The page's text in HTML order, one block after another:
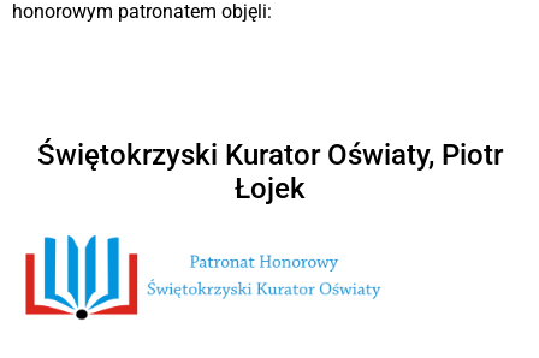
honorowym patronatem objęli:
Świętokrzyski Kurator Oświaty, Piotr
Łojek